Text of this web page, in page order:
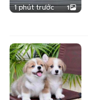
1 phút trước 1